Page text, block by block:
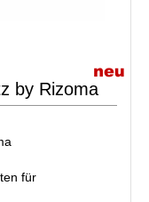
by Rizoma
für